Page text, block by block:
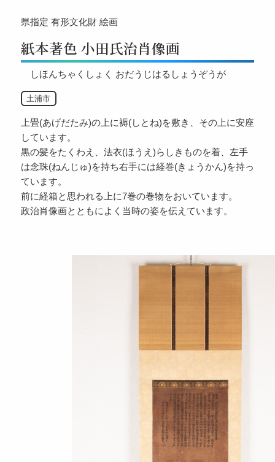
県指定 有形文化財 絵画
紙本著色 小田氏治肖像画
しほんちゃくしょく おだうじはるしょうぞうが
土浦市
上畳(あげだたみ)の上に褥(しとね)を敷き、その上に安座
しています。
黒の髪をたくわえ、法衣(ほうえ)らしきものを着、左手
は念珠(ねんじゅ)を持ち右手には経巻(きょうかん)を持っ
ています。
前に経箱と思われる上に7巻の巻物をおいています。
政治肖像画とともによく当時の姿を伝えています。